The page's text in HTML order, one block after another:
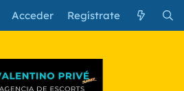
Acceder Regístrate